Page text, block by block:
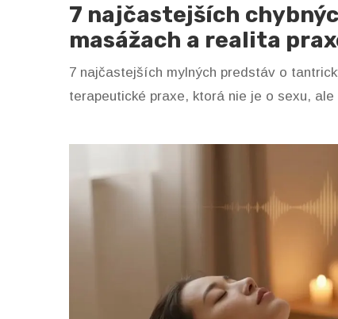
7 najčastejších
masážach a realita
7 najčastejších mylných predstáv o
terapeutické praxe, ktorá nie je o sexu,